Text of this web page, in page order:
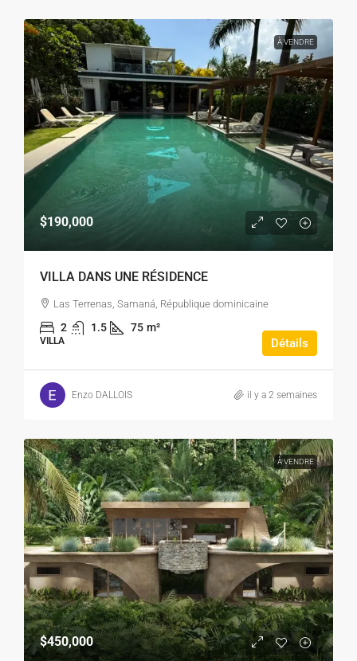
À VENDRE
$190,000
VILLA DANS UNE RÉSIDENCE
Las Terrenas, Samaná, République dominicaine
2 1.5 75 m²
VILLA Détails
Enzo DALLOIS il y a 2 semaines
À VENDRE
$450,000